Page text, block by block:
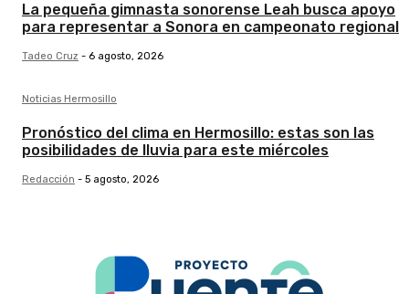
La pequeña gimnasta sonorense Leah busca apoyo
para representar a Sonora en campeonato regional
Tadeo Cruz - 6 agosto, 2026
Noticias Hermosillo
Pronóstico del clima en Hermosillo: estas son las
posibilidades de lluvia para este miércoles
Redacción - 5 agosto, 2026